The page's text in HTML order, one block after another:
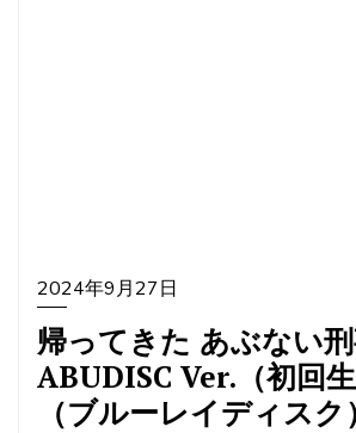
2024年9月27日
帰ってきた あぶない
ABUDISC Ver.（初回生
（ブルーレイディスク）